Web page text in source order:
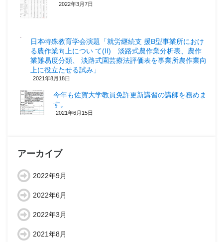
2022年3月7日
日本特殊教育学会演題「就労継続支 援B型事業所におけ
る農作業向上につい て(II) 淡路式農作業分析表、農作
業難易度分類、 淡路式園芸療法評価表を事業所農作業向
上に役立たせる試み」
2021年8月18日
今年も佐賀大学教員免許更新講習の講師を務めま
す。
2021年6月15日
アーカイブ
2022年9月
2022年6月
2022年3月
2021年8月